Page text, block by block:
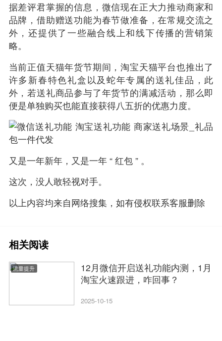
据差评君掌握的信息，微信现在正大力推动商家和
品牌，借助赠送功能为春节做准备，在常规交流之
外，还提供了一些融合线上和线下传播的营销策
略。
当前正值天猫年货节期间，淘宝天猫平台也推出了
许多新春特色礼盒以及蛇年专属的送礼佳品，此
外，若送礼商品参与了年货节的满减活动，那么即
便是单独购买也能直接获得八五折的优惠力度。
又是一年新年，又是一年 “ 红包 ” 。
这次，没人敢轻视对手。
以上内容均来自网络搜集，如有侵权联系客服删除
相关阅读
流量提升
12月微信开启送礼功能内测，1月
淘宝火速跟进，咋回事？
2025-10-15